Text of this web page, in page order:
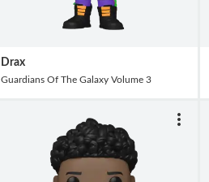
Drax
Guardians Of The Galaxy Volume 3